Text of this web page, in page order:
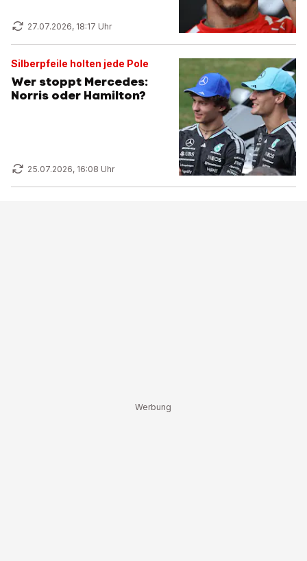
27.07.2026, 18:17 Uhr
Silberpfeile holten jede Pole
Wer stoppt Mercedes:
Norris oder Hamilton?
25.07.2026, 16:08 Uhr